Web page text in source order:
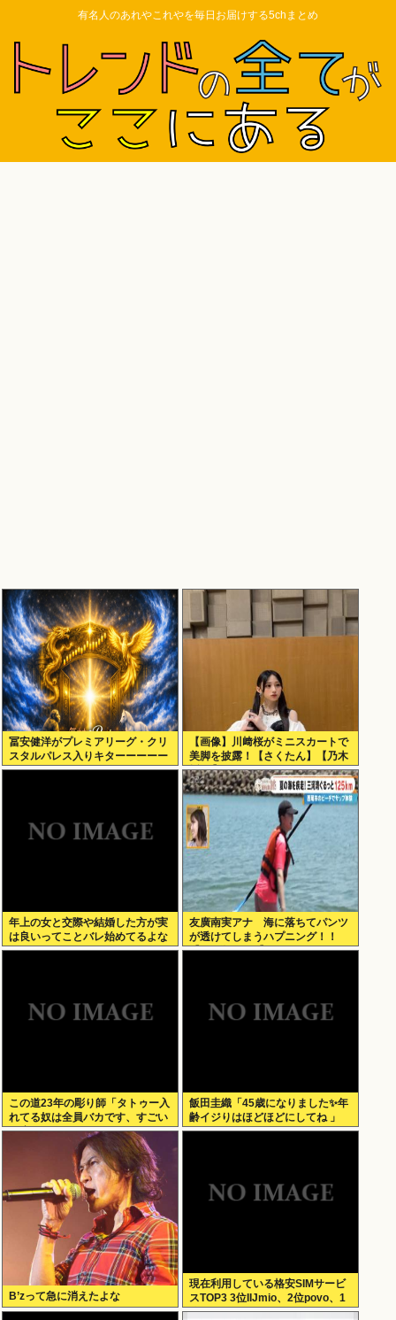
有名人のあれやこれやを毎日お届けする5chまとめ
冨安健洋がプレミアリーグ・クリ
スタルパレス入りキターーーーー
ー！
【画像】川﨑桜がミニスカートで
美脚を披露！【さくたん】【乃木
坂46】
年上の女と交際や結婚した方が実
は良いってことバレ始めてるよな
友廣南実アナ 海に落ちてパンツ
が透けてしまうハプニング！！
【GIF動画あり】
この道23年の彫り師「タトゥー入
れてる奴は全員バカです、すごい
民度低い」
飯田圭織「45歳になりました✨年
齢イジりはほどほどにしてね 」
B’zって急に消えたよな
現在利用している格安SIMサービ
スTOP3 3位IIJmio、2位povo、1
位ahamo